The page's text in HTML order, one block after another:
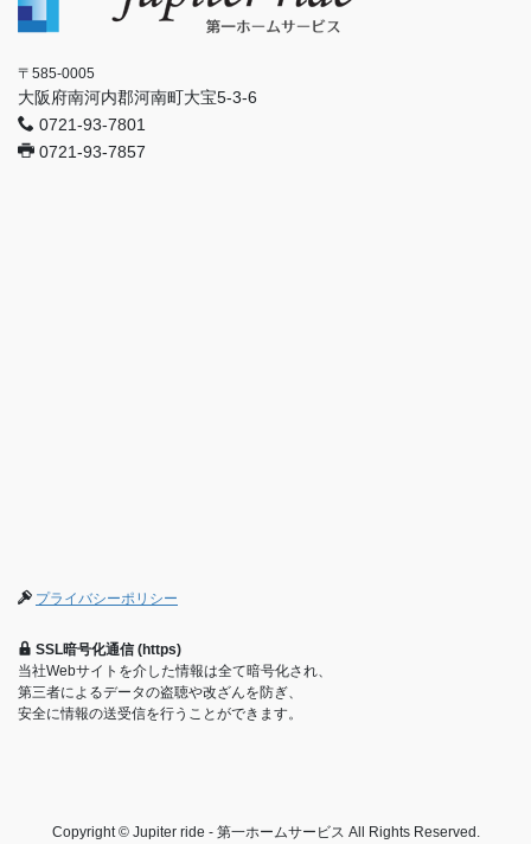
〒585-0005
大阪府南河内郡河南町大宝5-3-6
0721-93-7801
0721-93-7857
プライバシーポリシー
SSL暗号化通信 (https)
当社Webサイトを介した情報は全て暗号化され、
第三者によるデータの盗聴や改ざんを防ぎ、
安全に情報の送受信を行うことができます。
Copyright © Jupiter ride - 第一ホームサービス All Rights Reserved.